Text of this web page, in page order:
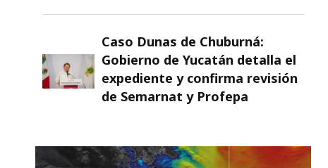
Caso Dunas de Chuburná:
Gobierno de Yucatán detalla el
expediente y confirma revisión
de Semarnat y Profepa